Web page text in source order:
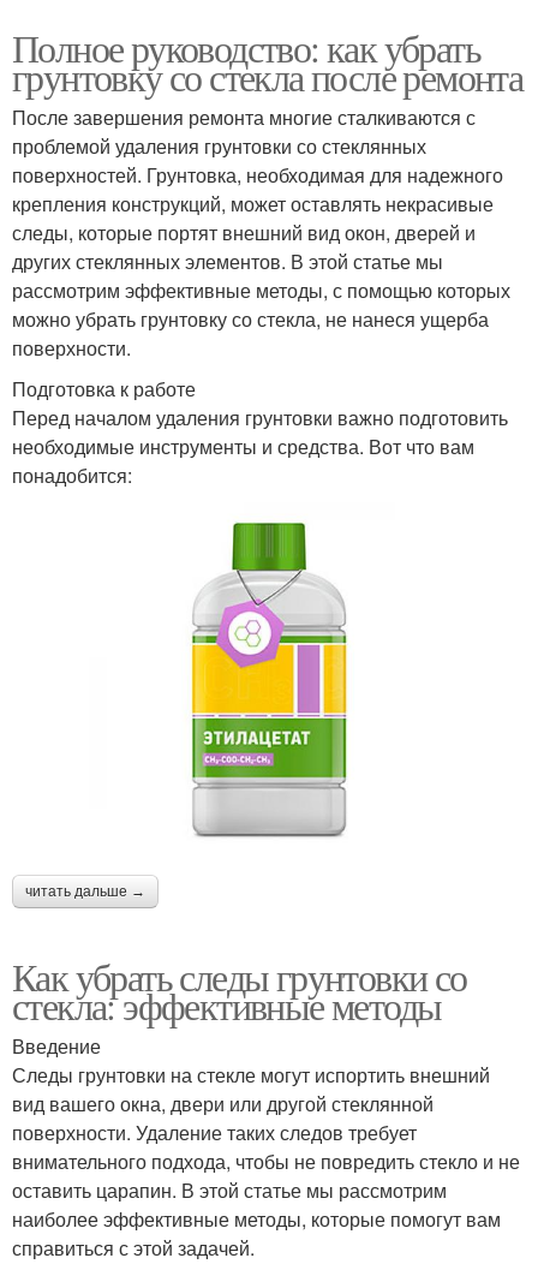
Полное руководство: как убрать
грунтовку со стекла после ремонта
После завершения ремонта многие сталкиваются с
проблемой удаления грунтовки со стеклянных
поверхностей. Грунтовка, необходимая для надежного
крепления конструкций, может оставлять некрасивые
следы, которые портят внешний вид окон, дверей и
других стеклянных элементов. В этой статье мы
рассмотрим эффективные методы, с помощью которых
можно убрать грунтовку со стекла, не нанеся ущерба
поверхности.
Подготовка к работе
Перед началом удаления грунтовки важно подготовить
необходимые инструменты и средства. Вот что вам
понадобится:
читать дальше →
Как убрать следы грунтовки со
стекла: эффективные методы
Введение
Следы грунтовки на стекле могут испортить внешний
вид вашего окна, двери или другой стеклянной
поверхности. Удаление таких следов требует
внимательного подхода, чтобы не повредить стекло и не
оставить царапин. В этой статье мы рассмотрим
наиболее эффективные методы, которые помогут вам
справиться с этой задачей.